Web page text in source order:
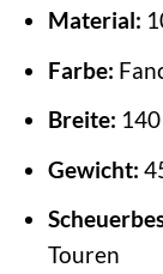
Material:
Farbe:
Breite:
Gewicht:
Touren